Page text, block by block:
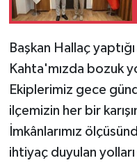
Başkan Hallaç
Kahta'mızda bozuk
Ekiplerimiz gece
ilçemizin her bir
İmkânlarımız
ihtiyaç duyulan yolları